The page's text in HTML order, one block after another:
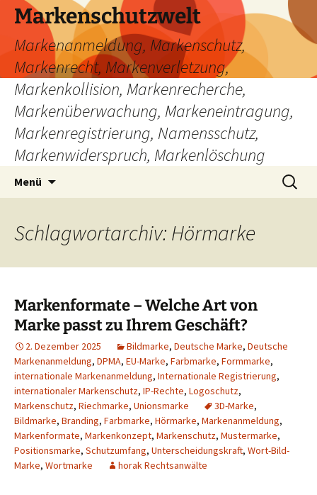
Zum
Inhalt
springen
Markenschutzwelt
Markenanmeldung, Markenschutz,
Markenrecht, Markenverletzung,
Markenkollision, Markenrecherche,
Markenüberwachung, Markeneintragung,
Markenregistrierung, Namensschutz,
Markenwiderspruch, Markenlöschung
Menü
Suchen
nach:
Schlagwortarchiv: Hörmarke
Markenformate – Welche Art von
Marke passt zu Ihrem Geschäft?
2. Dezember 2025 Bildmarke, Deutsche Marke, Deutsche
Markenanmeldung, DPMA, EU-Marke, Farbmarke, Formmarke,
internationale Markenanmeldung, Internationale Registrierung,
internationaler Markenschutz, IP-Rechte, Logoschutz,
Markenschutz, Riechmarke, Unionsmarke 3D-Marke,
Bildmarke, Branding, Farbmarke, Hörmarke, Markenanmeldung,
Markenformate, Markenkonzept, Markenschutz, Mustermarke,
Positionsmarke, Schutzumfang, Unterscheidungskraft, Wort-Bild-
Marke, Wortmarke horak Rechtsanwälte